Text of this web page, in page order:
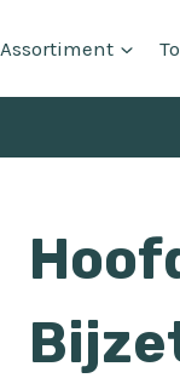
Assortiment